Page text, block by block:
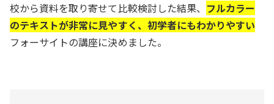
校から資料を取り寄せて比較検討した結果、 フルカラー
のテキストが非常に見やすく、初学者にもわかりやすい
フォーサイトの講座に決めました。